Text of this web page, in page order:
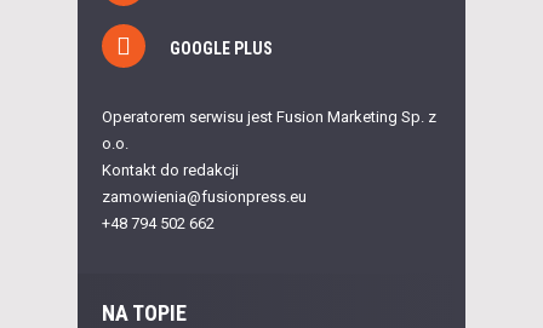
GOOGLE PLUS
Operatorem serwisu jest Fusion Marketing Sp. z
o.o.
Kontakt do redakcji
zamowienia@fusionpress.eu
+48 794 502 662
NA TOPIE